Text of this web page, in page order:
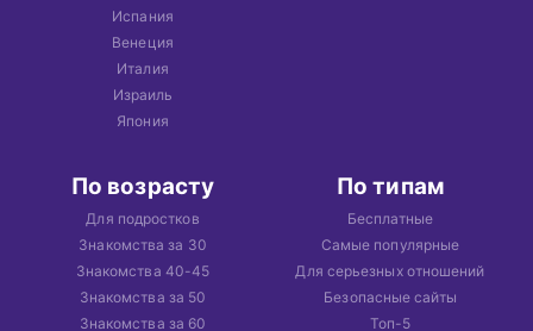
Испания
Венеция
Италия
Израиль
Япония
По возрасту
Для подростков
Знакомства за 30
Знакомства 40-45
Знакомства за 50
Знакомства за 60
По типам
Бесплатные
Самые популярные
Для серьезных отношений
Безопасные сайты
Топ-5